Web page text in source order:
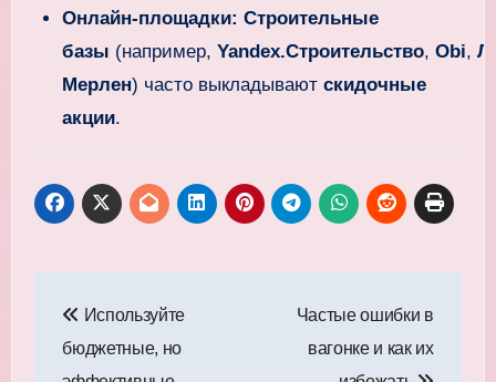
Онлайн-площадки: Строительные
базы (например,Yandex.Строительство,Obi,
Мерлен) часто выкладываютскидочные
акции.
по
Используйте
бюджетные, но
Частые ошибки в
вагонке и как их